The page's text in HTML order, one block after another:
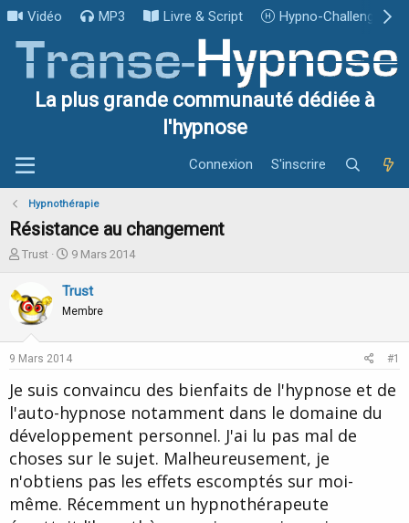
Vidéo MP3 Livre & Script Hypno-Challenge
La plus grande communauté dédiée à
l'hypnose
Connexion S'inscrire
Hypnothérapie
Résistance au changement
I
t
i
d
e
a
d
i
Trust
D
t
d
d
b
t
9 Mars 2014
Trust
Membre
9 Mars 2014 #1
Je suis convaincu des bienfaits de l'hypnose et de
l'auto-hypnose notamment dans le domaine du
développement personnel. J'ai lu pas mal de
choses sur le sujet. Malheureusement, je
n'obtiens pas les effets escomptés sur moi-
même. Récemment un hypnothérapeute